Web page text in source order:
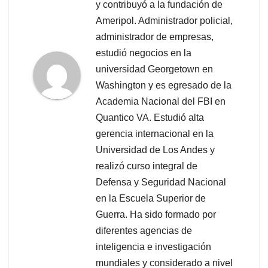
y contribuyó a la fundación de
Ameripol. Administrador policial,
administrador de empresas,
estudió negocios en la
universidad Georgetown en
Washington y es egresado de la
Academia Nacional del FBI en
Quantico VA. Estudió alta
gerencia internacional en la
Universidad de Los Andes y
realizó curso integral de
Defensa y Seguridad Nacional
en la Escuela Superior de
Guerra. Ha sido formado por
diferentes agencias de
inteligencia e investigación
mundiales y considerado a nivel